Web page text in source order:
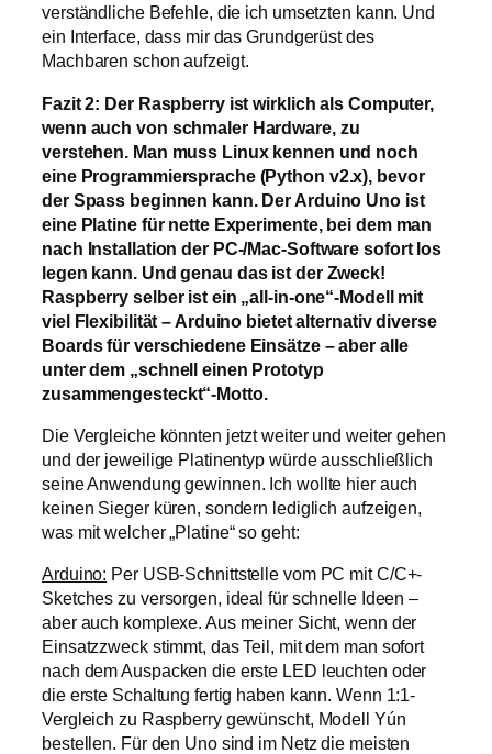
verständliche Befehle, die ich umsetzten kann. Und
ein Interface, dass mir das Grundgerüst des
Machbaren schon aufzeigt.
Fazit 2: Der Raspberry ist wirklich als Computer,
wenn auch von schmaler Hardware, zu
verstehen. Man muss Linux kennen und noch
eine Programmiersprache (Python v2.x), bevor
der Spass beginnen kann. Der Arduino Uno ist
eine Platine für nette Experimente, bei dem man
nach Installation der PC-/Mac-Software sofort los
legen kann. Und genau das ist der Zweck!
Raspberry selber ist ein „all-in-one“-Modell mit
viel Flexibilität – Arduino bietet alternativ diverse
Boards für verschiedene Einsätze – aber alle
unter dem „schnell einen Prototyp
zusammengesteckt“-Motto.
Die Vergleiche könnten jetzt weiter und weiter gehen
und der jeweilige Platinentyp würde ausschließlich
seine Anwendung gewinnen. Ich wollte hier auch
keinen Sieger küren, sondern lediglich aufzeigen,
was mit welcher „Platine“ so geht:
Arduino: Per USB-Schnittstelle vom PC mit C/C+-
Sketches zu versorgen, ideal für schnelle Ideen –
aber auch komplexe. Aus meiner Sicht, wenn der
Einsatzzweck stimmt, das Teil, mit dem man sofort
nach dem Auspacken die erste LED leuchten oder
die erste Schaltung fertig haben kann. Wenn 1:1-
Vergleich zu Raspberry gewünscht, Modell Yún
bestellen. Für den Uno sind im Netz die meisten